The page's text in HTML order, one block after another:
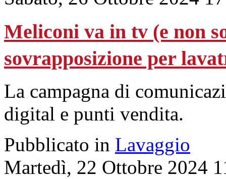
Meliconi va in tv (e non
sovrapposizione per
La campagna di
digital e punti vendita.
Pubblicato in Lavaggio
Martedì, 22 Ottobre 2024